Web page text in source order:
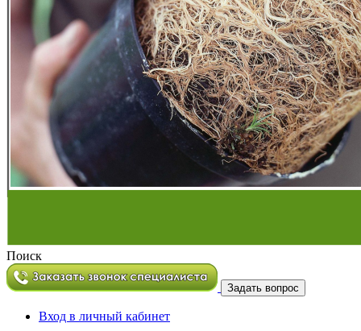
Поиск
Задать вопрос
Вход в личный кабинет